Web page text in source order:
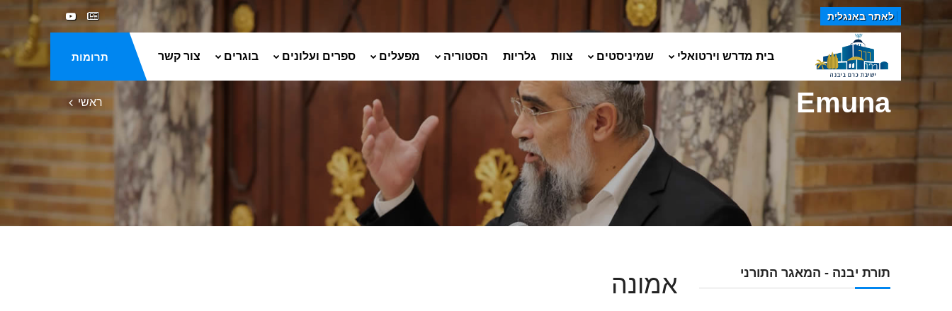
לאתר באנגלית
תרומות בית מדרש וירטואלי שמיניסטים צוות גלריות הסטוריה מפעלים ספרים ועלונים בוגרים צור קשר
Emuna ראשי
תורת יבנה - המאגר התורני אמונה